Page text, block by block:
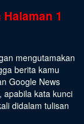
1
mengutamakan
berita kamu
Google News
apabila kata kunci
didalam tulisan